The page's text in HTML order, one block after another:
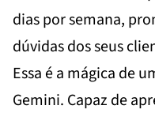
dias por semana,
dúvidas dos seus
Essa é a mágica de
Gemini. Capaz de